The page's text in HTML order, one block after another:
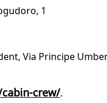
1
Via Principe
crew/.